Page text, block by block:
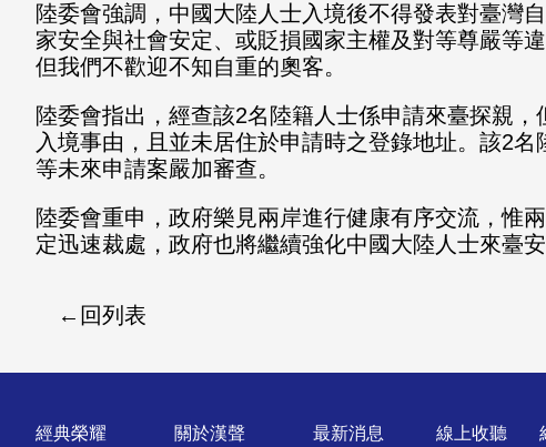
陸委會強調， 中國大陸人士入境後不得發表對臺灣
家安全與社會安定、 或貶損國家主權及對等尊嚴等
但我們不歡迎不知自重的奧客。
陸委會指出，經查該2名陸籍人士係申請來臺探親，
入境事由， 且並未居住於申請時之登錄地址。該2
等未來申請案嚴加審查。
陸委會重申，政府樂見兩岸進行健康有序交流，惟
定迅速裁處， 政府也將繼續強化中國大陸人士來臺安
回列表
快速連結
經典榮耀
關於漢聲
最新消息
線上收聽